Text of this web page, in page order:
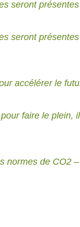
seront
seront
accélérer le
faire le plein,
normes de CO2